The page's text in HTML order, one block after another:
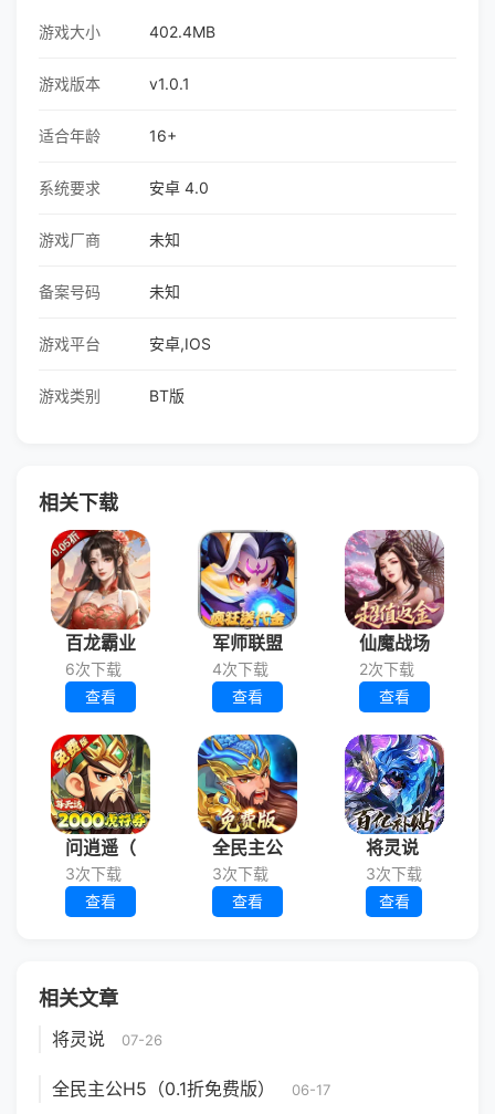
游戏大小 402.4MB
游戏版本 v1.0.1
适合年龄 16+
系统要求 安卓 4.0
游戏厂商 未知
备案号码 未知
游戏平台 安卓,IOS
游戏类别 BT版
相关下载
百龙霸业
6次下载
查看
军师联盟
4次下载
查看
仙魔战场
2次下载
查看
问逍遥（
3次下载
查看
全民主公
3次下载
查看
将灵说
3次下载
查看
相关文章
将灵说 07-26
全民主公H5（0.1折免费版） 06-17